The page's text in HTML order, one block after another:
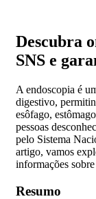
Descubra
SNS e
A endoscopia é
digestivo,
esôfago,
pessoas
pelo Sistema
artigo, vamos
informações
Resumo